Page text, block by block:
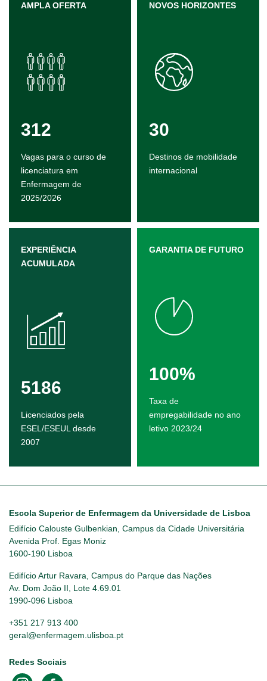
AMPLA OFERTA
312
Vagas para o curso de
licenciatura em
Enfermagem de
2025/2026
NOVOS HORIZONTES
30
Destinos de mobilidade
internacional
EXPERIÊNCIA
ACUMULADA
5186
Licenciados pela
ESEL/ESEUL desde
2007
GARANTIA DE FUTURO
100%
Taxa de
empregabilidade no ano
letivo 2023/24
Escola Superior de Enfermagem da Universidade de Lisboa
Edifício Calouste Gulbenkian, Campus da Cidade Universitária
Avenida Prof. Egas Moniz
1600-190 Lisboa
Edifício Artur Ravara, Campus do Parque das Nações
Av. Dom João II, Lote 4.69.01
1990-096 Lisboa
+351 217 913 400
geral@enfermagem.ulisboa.pt
Redes Sociais